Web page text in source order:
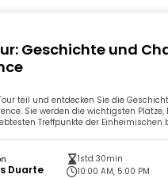
Geschichte und
teil und entdecken Sie die
Sie werden die wichtigsten Plätze,
Treffpunkte der Einheimischen
Duarte
1std 30min
10:00 AM, 5:00 PM